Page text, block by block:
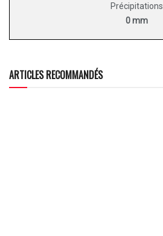
Précipitations
0 mm
ARTICLES RECOMMANDÉS